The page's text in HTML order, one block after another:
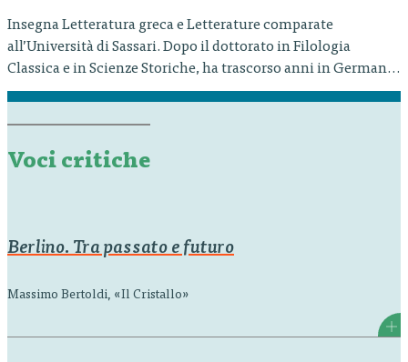
Insegna Letteratura greca e Letterature comparate
all’Università di Sassari. Dopo il dottorato in Filologia
Classica e in Scienze Storiche, ha trascorso anni in Germania
(Heidelberg, Freiburg, Berlino) e a Basel, come borsista della
cultura tedesca. Ha pubblicato traduzioni…
Voci critiche
Berlino. Tra passato e futuro
Massimo Bertoldi, «Il Cristallo»